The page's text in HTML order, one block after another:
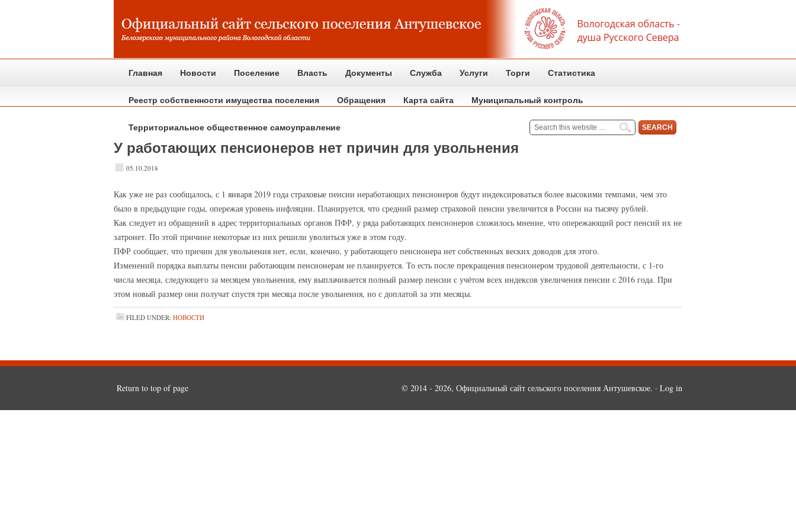
Главная Новости Поселение Власть Документы Служба Услуги Торги Статистика
Реестр собственности имущества поселения Обращения Карта сайта Муниципальный контроль
Территориальное общественное самоуправление
У работающих пенсионеров нет причин для увольнения
05.10.2018
Как уже не раз сообщалось, с 1 января 2019 года страховые пенсии неработающих пенсионеров будут индексироваться более высокими темпами, чем это
было в предыдущие годы, опережая уровень инфляции. Планируется, что средний размер страховой пенсии увеличится в России на тысячу рублей.
Как следует из обращений в адрес территориальных органов ПФР, у ряда работающих пенсионеров сложилось мнение, что опережающий рост пенсий их не
затронет. По этой причине некоторые из них решили уволиться уже в этом году.
ПФР сообщает, что причин для увольнения нет, если, конечно, у работающего пенсионера нет собственных веских доводов для этого.
Изменений порядка выплаты пенсии работающим пенсионерам не планируется. То есть после прекращения пенсионером трудовой деятельности, с 1-го
числа месяца, следующего за месяцем увольнения, ему выплачивается полный размер пенсии с учётом всех индексов увеличения пенсии с 2016 года. При
этом новый размер они получат спустя три месяца после увольнения, но с доплатой за эти месяцы.
FILED UNDER: НОВОСТИ
Return to top of page © 2014 - 2026, Официальный сайт сельского поселения Антушевское. · Log in